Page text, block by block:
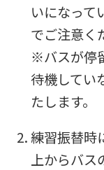
いになって
でご注意く
※バスが停
待機してい
たします。
練習振替時
上からバス